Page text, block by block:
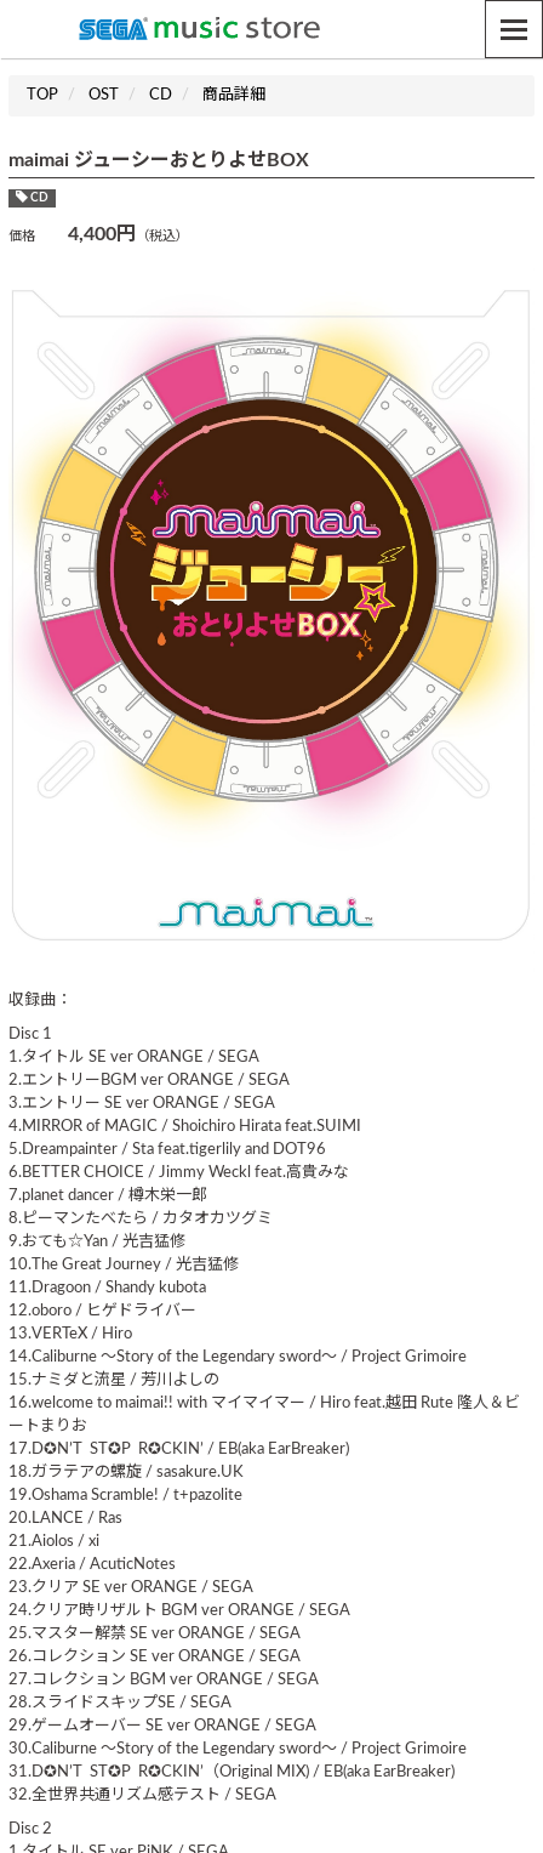
TOP OST CD 商品詳細
maimai ジューシーおとりよせBOX
CD
価格 4,400円 （税込）
収録曲：
Disc 1
1.タイトル SE ver ORANGE / SEGA
2.エントリーBGM ver ORANGE / SEGA
3.エントリー SE ver ORANGE / SEGA
4.MIRROR of MAGIC / Shoichiro Hirata feat.SUIMI
5.Dreampainter / Sta feat.tigerlily and DOT96
6.BETTER CHOICE / Jimmy Weckl feat.高貴みな
7.planet dancer / 樽木栄一郎
8.ピーマンたべたら / カタオカツグミ
9.おても☆Yan / 光吉猛修
10.The Great Journey / 光吉猛修
11.Dragoon / Shandy kubota
12.oboro / ヒゲドライバー
13.VERTeX / Hiro
14.Caliburne ～Story of the Legendary sword～ / Project Grimoire
15.ナミダと流星 / 芳川よしの
16.welcome to maimai!! with マイマイマー / Hiro feat.越田 Rute 隆人＆ビ
ートまりお
17.D✪N’T ST✪P R✪CKIN’ / EB(aka EarBreaker)
18.ガラテアの螺旋 / sasakure.UK
19.Oshama Scramble! / t+pazolite
20.LANCE / Ras
21.Aiolos / xi
22.Axeria / AcuticNotes
23.クリア SE ver ORANGE / SEGA
24.クリア時リザルト BGM ver ORANGE / SEGA
25.マスター解禁 SE ver ORANGE / SEGA
26.コレクション SE ver ORANGE / SEGA
27.コレクション BGM ver ORANGE / SEGA
28.スライドスキップSE / SEGA
29.ゲームオーバー SE ver ORANGE / SEGA
30.Caliburne ～Story of the Legendary sword～ / Project Grimoire
31.D✪N’T ST✪P R✪CKIN’（Original MIX) / EB(aka EarBreaker)
32.全世界共通リズム感テスト / SEGA
Disc 2